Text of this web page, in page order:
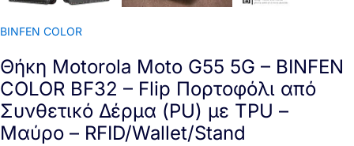
BINFEN COLOR
Θήκη Motorola Moto G55 5G – BINFEN
COLOR BF32 – Flip Πορτοφόλι από
Συνθετικό Δέρμα (PU) με TPU –
Μαύρο – RFID/Wallet/Stand